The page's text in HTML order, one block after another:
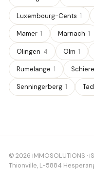
Luxembourg-Cents 1
Mamer 1 Marnach 1
Olingen 4 Olm 1
Rumelange 1
Senningerberg 1
© 2026 iMMOSOLUTIONS ·
Thionville, L-5884